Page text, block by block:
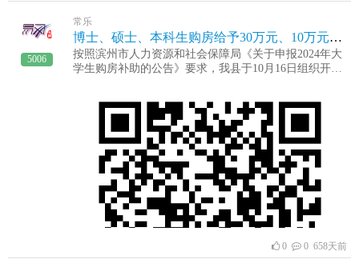
年优购’购房资格认定卡”（以提交审核时间为序），近
期团县委、县住建局将分批组织集中看房、签约活动，
符合条件的人员凭资格认定卡和有效身份证件参加“青
年优购·住建助力”活动享受专属优惠政策，活动到期后
5006
常乐
博士、硕士、本科生购房给予30万元、10万元、5万元购房补助
按照滨州市人力资源和社会保障局《关于申报2024年大
学生购房补助的公告》要求，我县于10月16日组织开展
县企业就业（在我市正常缴纳社会保险）和到我县自主
创办企业（在我县正常缴纳社会保险，在企业占股比例
不少于30％），在县内首次购房（已缴纳契税），取得
学历和学位的全日制博士、硕士研究生、大学本科生
（含技工院校预备技师班毕业生）。凡符合补助条件的
博士、硕士、本科生（含技工院校预备技师班毕业
生），分别给予30万元、10万元、5万元购房补助，分3
年发放到位，其中博士第1年发15万元，第2年发10万
元，第3年发5万元，硕士第1年发5万元，第2年发3万
元，第3年发2万元，本科生（含技工院校预备技师班毕
业生）第1年发2万元，第2年发2万元，第3年发1万
0 0 658天前